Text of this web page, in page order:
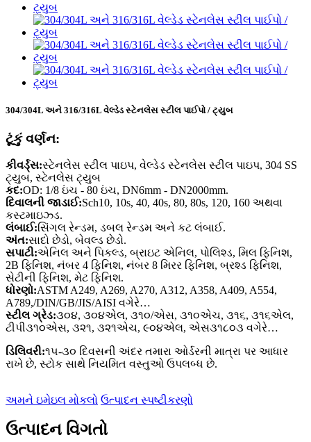
304/304L અને 316/316L વેલ્ડેડ સ્ટેનલેસ સ્ટીલ પાઈપો / ટ્યુબ
ટૂંકું વર્ણન:
કીવર્ડ્સ:સ્ટેનલેસ સ્ટીલ પાઇપ, વેલ્ડેડ સ્ટેનલેસ સ્ટીલ પાઇપ, 304 SS
ટ્યુબ, સ્ટેનલેસ ટ્યુબ
કદ:OD: 1/8 ઇંચ - 80 ઇંચ, DN6mm - DN2000mm.
દિવાલની જાડાઈ:Sch10, 10s, 40, 40s, 80, 80s, 120, 160 અથવા
કસ્ટમાઇઝ્ડ.
લંબાઈ:સિંગલ રેન્ડમ, ડબલ રેન્ડમ અને કટ લંબાઈ.
અંત:સાદો છેડો, બેવલ્ડ છેડો.
સપાટી:એનિલ અને પિકલ્ડ, બ્રાઇટ એનિલ, પોલિશ્ડ, મિલ ફિનિશ,
2B ફિનિશ, નંબર 4 ફિનિશ, નંબર 8 મિરર ફિનિશ, બ્રશ્ડ ફિનિશ,
સેટીની ફિનિશ, મેટ ફિનિશ.
ધોરણો:ASTM A249, A269, A270, A312, A358, A409, A554,
A789,/DIN/GB/JIS/AISI વગેરે…
સ્ટીલ ગ્રેડ:૩૦૪, ૩૦૪એલ, ૩૧૦/એસ, ૩૧૦એચ, ૩૧૬, ૩૧૬એલ,
ટીપી૩૧૦એસ, ૩૨૧, ૩૨૧એચ, ૯૦૪એલ, એસ૩૧૮૦૩ વગેરે…
ડિલિવરી:૧૫-૩૦ દિવસની અંદર તમારા ઓર્ડરની માત્રા પર આધાર
રાખે છે, સ્ટોક સાથે નિયમિત વસ્તુઓ ઉપલબ્ધ છે.
અમને ઇમેઇલ મોકલો ઉત્પાદન સ્પષ્ટીકરણો
ઉત્પાદન વિગતો